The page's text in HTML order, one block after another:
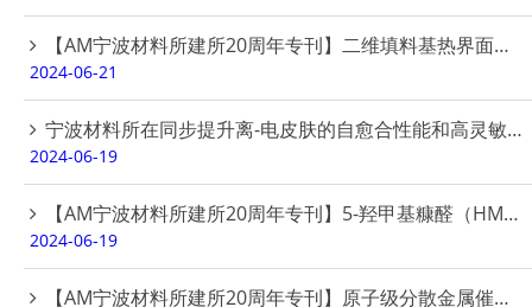
【AM宁波材料所建所20周年专刊】二维填料基热界面材料最新进展：结构、性能及应用
2024-06-21
宁波材料所在同步提升离-电皮肤的自愈合性能和高灵敏性能方面取得重要进展
2024-06-19
【AM宁波材料所建所20周年专刊】5-羟甲基糠醛（HMF）及其下游衍生品的催化转化
2024-06-19
【AM宁波材料所建所20周年专刊】原子级分散金属催化剂在CO2高值转化领域中的应用